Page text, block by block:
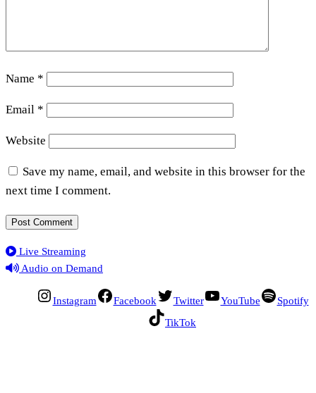
Name *
Email *
Website
Save my name, email, and website in this browser for the
next time I comment.
Live Streaming
Audio on Demand
Instagram Facebook Twitter YouTube
Spotify
TikTok